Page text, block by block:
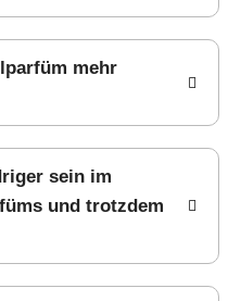
mehr
sein im
und trotzdem